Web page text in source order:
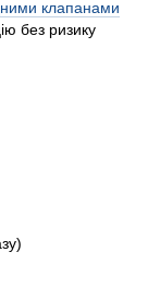
клапанами
без ризику